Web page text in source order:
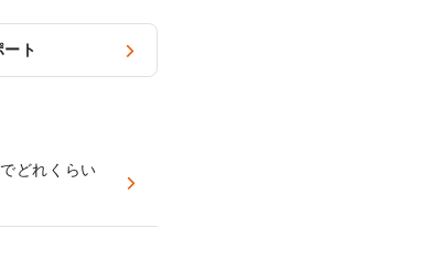
ト
どれくらい